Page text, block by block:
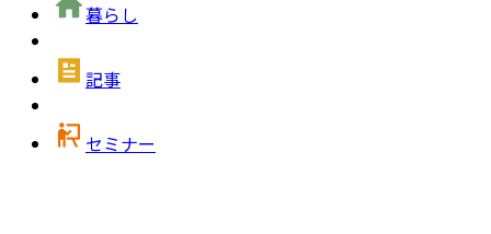
暮らし
記事
セミナー